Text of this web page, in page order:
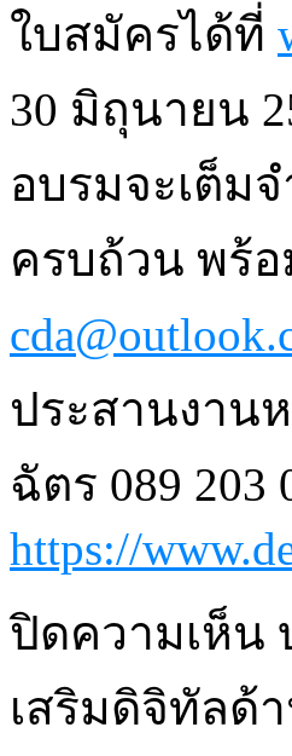
ใบสมัครได้ที่
30 มิถุนายน
อบรมจะเต็ม
ครบถ้วน พร้
ประสานงาน
ฉัตร 089 203
https://
ปิดความเห็น
เสริมดิจิทัลด้